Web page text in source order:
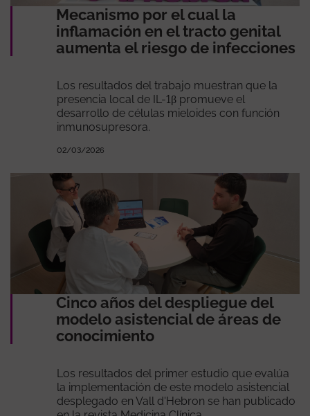
Mecanismo por el cual la
inflamación en el tracto genital
aumenta el riesgo de infecciones
Los resultados del trabajo muestran que la
presencia local de IL-1β promueve el
desarrollo de células mieloides con función
inmunosupresora.
02/03/2026
Cinco años del despliegue del
modelo asistencial de áreas de
conocimiento
Los resultados del primer estudio que evalúa
la implementación de este modelo asistencial
desplegado en Vall d'Hebron se han publicado